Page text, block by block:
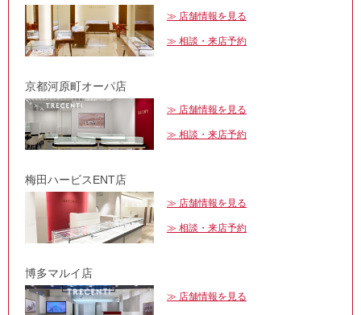
店舗情報を見る
相談・来店予約
京都河原町オーパ店
店舗情報を見る
相談・来店予約
梅田ハービスENT店
店舗情報を見る
相談・来店予約
博多マルイ店
店舗情報を見る